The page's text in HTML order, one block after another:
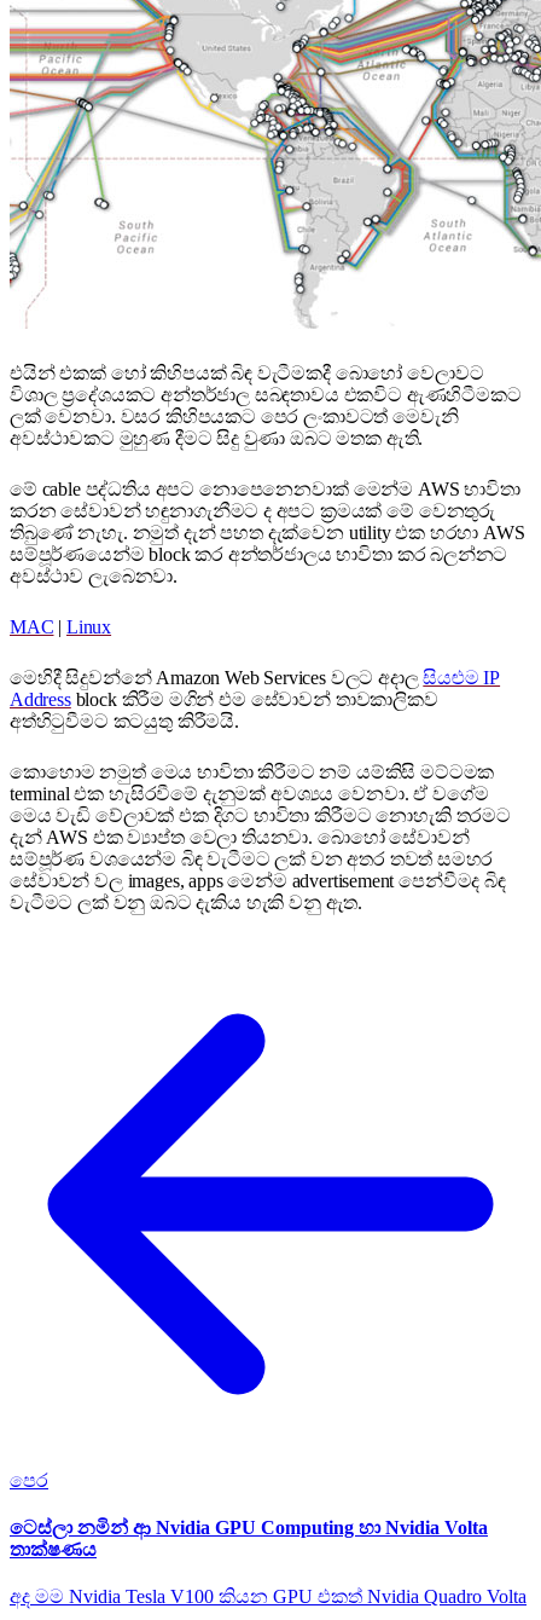
එයින් එකක් හෝ කිහිපයක් බිඳ වැටීමකදී බොහෝ වෙලාවට
විශාල ප්‍රදේශයකට අන්තර්ජාල සබඳතාවය එකවිට ඇණහිටීමකට
ලක් වෙනවා. වසර කිහිපයකට පෙර ලංකාවටත් මෙවැනි
අවස්ථාවකට මුහුණ දීමට සිදු වුණා ඔබට මතක ඇති.
මේ cable පද්ධතිය අපට නොපෙනෙනවාක් මෙන්ම AWS භාවිතා
කරන සේවාවන් හඳුනාගැනීමට ද අපට ක්‍රමයක් මේ වෙනතුරු
තිබුණේ නැහැ. නමුත් දැන් පහත දැක්වෙන utility එක හරහා AWS
සම්පූර්ණයෙන්ම block කර අන්තර්ජාලය භාවිතා කර බලන්නට
අවස්ථාව ලැබෙනවා.
MAC | Linux
මෙහිදී සිදුවන්නේ Amazon Web Services වලට අදාලසියළුම IP
Addressblock කිරීම මගින් එම සේවාවන් තාවකාලිකව
අත්හිටුවීමට කටයුතු කිරීමයි.
කොහොම නමුත් මෙය භාවිතා කිරීමට නම් යම්කිසි මට්ටමක
terminal එක හැසිරවීමේ දැනුමක් අවශ්‍යය වෙනවා. ඒ වගේම
මෙය වැඩි වේලාවක් එක දිගට භාවිතා කිරීමට නොහැකි තරමට
දැන් AWS එක ව්‍යාප්ත වෙලා තියනවා. බොහෝ සේවාවන්
සම්පූර්ණ වශයෙන්ම බිඳ වැටීමට ලක් වන අතර තවත් සමහර
සේවාවන් වල images, apps මෙන්ම advertisement පෙන්වීමද බිඳ
වැටීමට ලක් වනු ඔබට දැකිය හැකි වනු ඇත.
පෙර
ටෙස්ලා නමින් ආ Nvidia GPU Computing හා Nvidia Volta
තාක්ෂණය
අද මම Nvidia Tesla V100 කියන GPU එකත් Nvidia Quadro Volta